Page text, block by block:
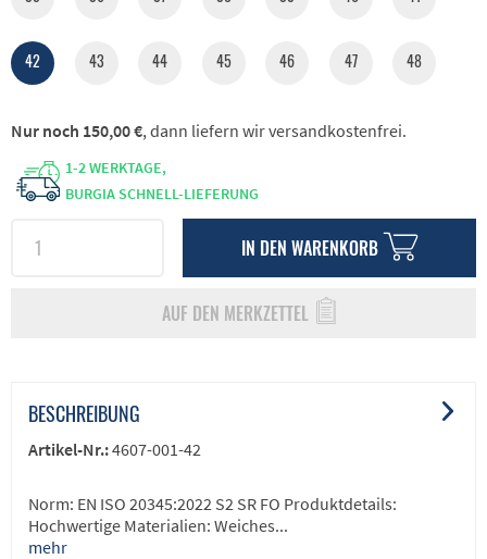
42 43 44 45 46 47 48
1-2 WERKTAGE,
BURGIA SCHNELL-LIEFERUNG
IN DEN WARENKORB
AUF DEN MERKZETTEL
Nur noch 150,00 €, dann liefern wir versandkostenfrei.
BESCHREIBUNG
Artikel-Nr.:4607-001-42
Norm: EN ISO 20345:2022 S2 SR FO Produktdetails:
Hochwertige Materialien: Weiches...
mehr